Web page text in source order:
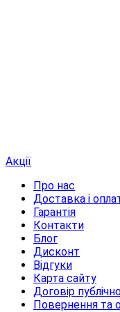
Акції
Про нас
Доставка і
Гарантія
Контакти
Блог
Дисконт
Відгуки
Карта сайту
Договір
Повернення та